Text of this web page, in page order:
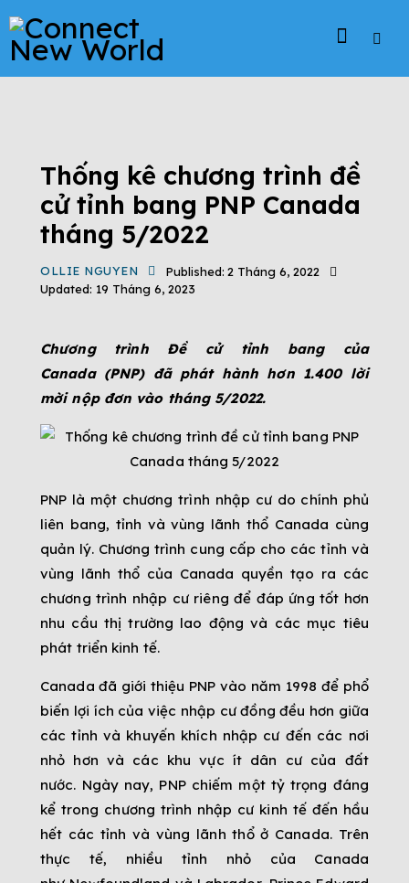
Thống kê chương trình đề
cử tỉnh bang PNP Canada
tháng 5/2022
OLLIE NGUYEN Published: 2 Tháng 6, 2022
Updated: 19 Tháng 6, 2023
Chương trình Đề cử tỉnh bang của
Canada (PNP) đã phát hành hơn 1.400 lời
mời nộp đơn vào tháng 5/2022.
PNP là một chương trình nhập cư do chính phủ
liên bang, tỉnh và vùng lãnh thổ Canada cùng
quản lý. Chương trình cung cấp cho các tỉnh và
vùng lãnh thổ của Canada quyền tạo ra các
chương trình nhập cư riêng để đáp ứng tốt hơn
nhu cầu thị trường lao động và các mục tiêu
phát triển kinh tế.
Canada đã giới thiệu PNP vào năm 1998 để phổ
biến lợi ích của việc nhập cư đồng đều hơn giữa
các tỉnh và khuyến khích nhập cư đến các nơi
nhỏ hơn và các khu vực ít dân cư của đất
nước. Ngày nay, PNP chiếm một tỷ trọng đáng
kể trong chương trình nhập cư kinh tế đến hầu
hết các tỉnh và vùng lãnh thổ ở Canada. Trên
thực tế, nhiều tỉnh nhỏ của Canada